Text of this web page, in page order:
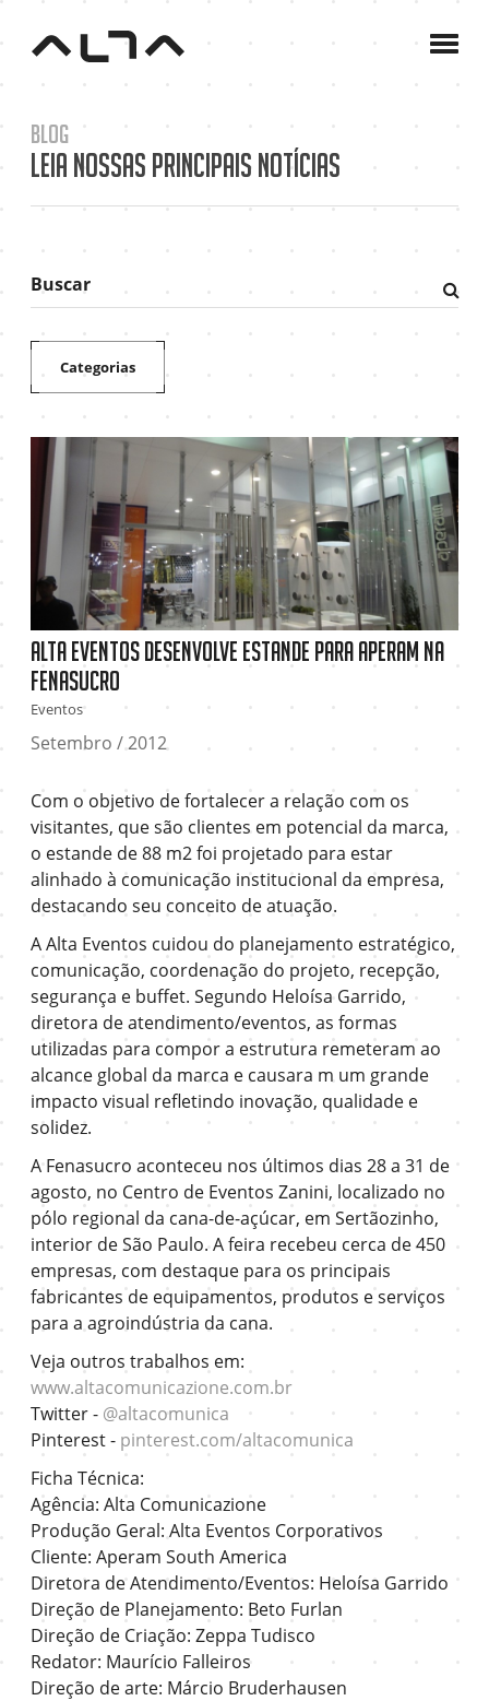
Blog
Leia nossas principais notícias
Buscar
Fazer
Categorias
Alta Eventos desenvolve estande para Aperam na
Fenasucro
Eventos
Setembro / 2012
Com o objetivo de fortalecer a relação com os
visitantes, que são clientes em potencial da marca,
o estande de 88 m2 foi projetado para estar
alinhado à comunicação institucional da empresa,
destacando seu conceito de atuação.
A Alta Eventos cuidou do planejamento estratégico,
comunicação, coordenação do projeto, recepção,
segurança e buffet. Segundo Heloísa Garrido,
diretora de atendimento/eventos, as formas
utilizadas para compor a estrutura remeteram ao
alcance global da marca e causara m um grande
impacto visual refletindo inovação, qualidade e
solidez.
A Fenasucro aconteceu nos últimos dias 28 a 31 de
agosto, no Centro de Eventos Zanini, localizado no
pólo regional da cana-de-açúcar, em Sertãozinho,
interior de São Paulo. A feira recebeu cerca de 450
empresas, com destaque para os principais
fabricantes de equipamentos, produtos e serviços
para a agroindústria da cana.
Veja outros trabalhos em:
www.altacomunicazione.com.br
Twitter - @altacomunica
Pinterest - pinterest.com/altacomunica
Ficha Técnica:
Agência: Alta Comunicazione
Produção Geral: Alta Eventos Corporativos
Cliente: Aperam South America
Diretora de Atendimento/Eventos: Heloísa Garrido
Direção de Planejamento: Beto Furlan
Direção de Criação: Zeppa Tudisco
Redator: Maurício Falleiros
Direção de arte: Márcio Bruderhausen